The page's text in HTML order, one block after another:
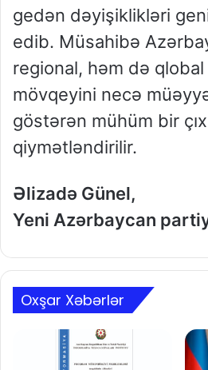
gedən dəyişiklikləri
edib. Müsahibə
regional, həm də
mövqeyini necə
göstərən mühüm bir
qiymətləndirilir.
Əlizadə Günel,
Yeni Azərbaycan
Oxşar Xəbərlər